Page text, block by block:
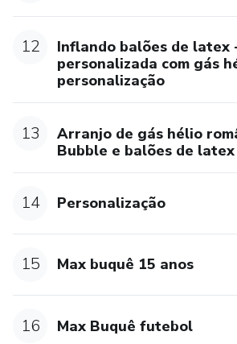
12
Inflando balões de latex
personalizada com gás
personalização
13
Arranjo de gás hélio
Bubble e balões de
14 Personalização
15 Max buquê 15 anos
16 Max Buquê futebol